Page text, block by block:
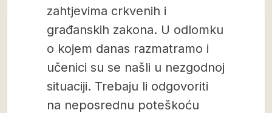
zahtjevima crkvenih i
građanskih zakona. U odlomku
o kojem danas razmatramo i
učenici su se našli u nezgodnoj
situaciji. Trebaju li odgovoriti
na neposrednu poteškoću